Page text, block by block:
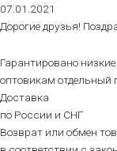
07.01.2021
Дорогие друзья!
Гарантировано низкие
оптовикам отдельный
Доставка
по России и СНГ
Возврат или обмен